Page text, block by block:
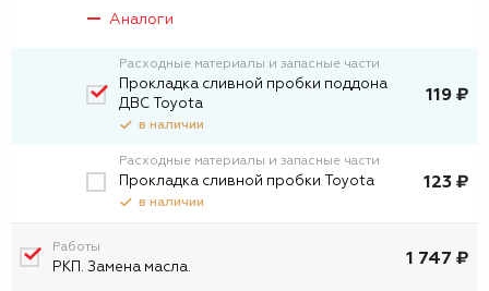
Аналоги
Расходные материалы и запасные части
Прокладка сливной пробки поддона
ДВС Toyota
в наличии
119 ₽
Расходные материалы и запасные части
Прокладка сливной пробки Toyota
в наличии
123 ₽
Работы
РКП. Замена масла. 1 747 ₽